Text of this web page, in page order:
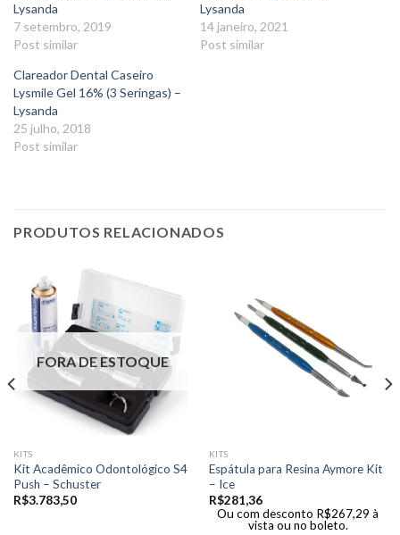
Lysanda
7 setembro, 2019
Post similar
Lysanda
14 janeiro, 2021
Post similar
Clareador Dental Caseiro
Lysmile Gel 16% (3 Seringas) –
Lysanda
25 julho, 2018
Post similar
PRODUTOS RELACIONADOS
FORA DE ESTOQUE
KITS
Kit Acadêmico Odontológico S4
Push – Schuster
R$3.783,50
KITS
Espátula para Resina Aymore Kit
– Ice
R$281,36
Ou com desconto R$267,29 à
vista ou no boleto.